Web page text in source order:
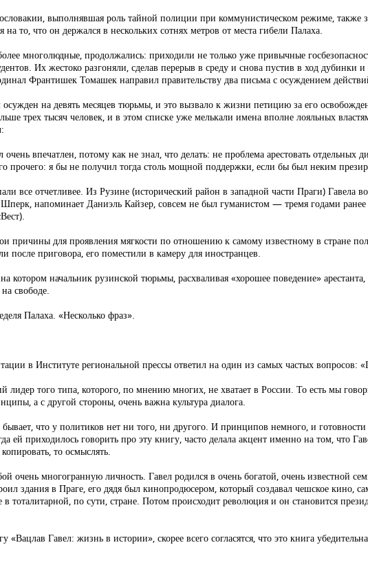
выполнявшая роль тайной полиции при коммунистическом режиме, также
то, что он держался в нескольких сотнях метров от места гибели Палаха.
многолюдные, продолжались: приходили не только уже привычные
Их жестоко разгоняли, сделав перерыв в среду и снова пустив в ход дубинки
Франтишек Томашек направил правительству два письма с осуждением
на девять месяцев тюрьмы, и это вызвало к жизни петицию за его
трех тысяч человек, и в этом списке уже мелькали имена вполне лояльных
впечатлен, потому как не знал, что делать: не проблема арестовать отдельных
прочего: я бы не получил тогда столь мощной поддержки, если бы был неким
все отчетливее. Из Рузине (исторический район в западной части Праги)
напоминает Даниэль Кайзер, совсем не был гуманистом — тремя годами
причины для проявления мягкости по отношению к самому известному в стране
после приговора, его поместили в камеру для иностранцев.
котором начальник рузинской тюрьмы, расхваливая «хорошее поведение»
свободе.
Палаха. «Несколько фраз».
в Институте региональной прессы ответил на один из самых частых вопросов:
лидер того типа, которого, по мнению многих, не хватает в России. То есть мы
а с другой стороны, очень важна культура диалога.
что у политиков нет ни того, ни другого. И принципов немного, и
ей приходилось говорить про эту книгу, часто делала акцент именно на том, что
то осмыслять.
очень многогранную личность. Гавел родился в очень богатой, очень известной
здания в Праге, его дядя был кинопродюсером, который создавал чешское кино,
в тоталитарной, по сути, стране. Потом происходит революция и он становится
«Вацлав Гавел: жизнь в истории», скорее всего согласятся, что это книга